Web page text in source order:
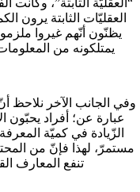
العقليّات الثابتة يرون
يظنّون أنّهم غيروا
يمتلكونه من
وفي الجانب الآخر نلاحظ
عبارة عن؛ أفراد
الزّيادة في كميّة
مستمرّ، لهذا فإنّ من
تنفع المعارف